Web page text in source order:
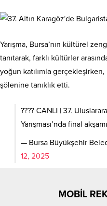
Yarışma, Bursa’nın kültürel
tanıtarak, farklı kültürler
yoğun katılımla
şölenine tanıklık etti.
???? CANLI | 37.
Yarışması’nda final akşamı
— Bursa Büyükşehir
12, 2025
MOBİL